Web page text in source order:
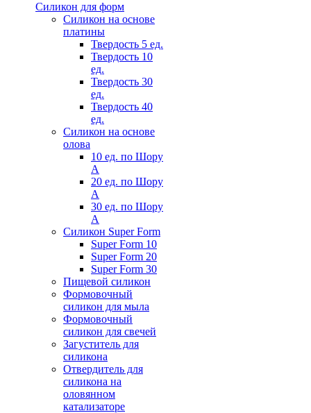
Силикон для форм
Силикон на основе
платины
Твердость 5 ед.
Твердость 10
ед.
Твердость 30
ед.
Твердость 40
ед.
Силикон на основе
олова
10 ед. по Шору
А
20 ед. по Шору
А
30 ед. по Шору
А
Силикон Super Form
Super Form 10
Super Form 20
Super Form 30
Пищевой силикон
Формовочный
силикон для мыла
Формовочный
силикон для свечей
Загуститель для
силикона
Отвердитель для
силикона на
оловянном
катализаторе